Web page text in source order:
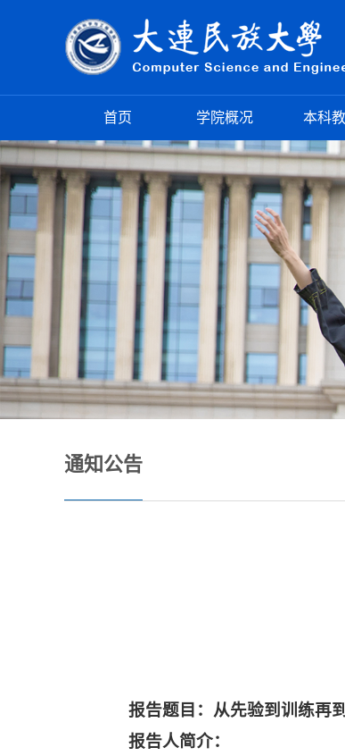
首页 学院概况 本科
通知公告
报告题目： 从先验到训练再
报告人简介：